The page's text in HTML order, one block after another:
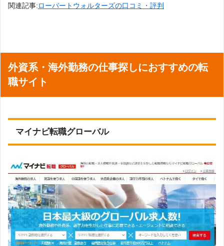
関連記事:ローバートウォルターズの口コミ・評判
外資系・海外勤務の仕事探しにおすすめの転
職サイト
マイナビ転職グローバル